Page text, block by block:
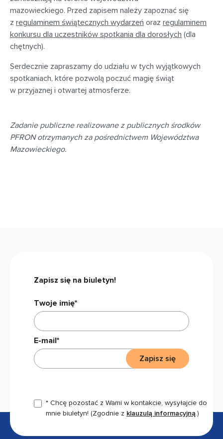
mazowieckiego. Przed zapisem należy zapoznać się
z regulaminem świątecznych wydarzeń oraz regulaminem
konkursu dla uczestników spotkania dla dorosłych (dla
chętnych).
Serdecznie zapraszamy do udziału w tych wyjątkowych
spotkaniach, które pozwolą poczuć magię świąt
w przyjaznej i otwartej atmosferze.
Zadanie publiczne realizowane z publicznych środków
PFRON otrzymanych za pośrednictwem Województwa
Mazowieckiego.
Zapisz się na biuletyn!
Twoje imię*
E-mail*
* Chcę pozostać z Wami w kontakcie, wysyłajcie do
mnie biuletyn! (Zgodnie z klauzulą informacyjną.)
Zapisz się